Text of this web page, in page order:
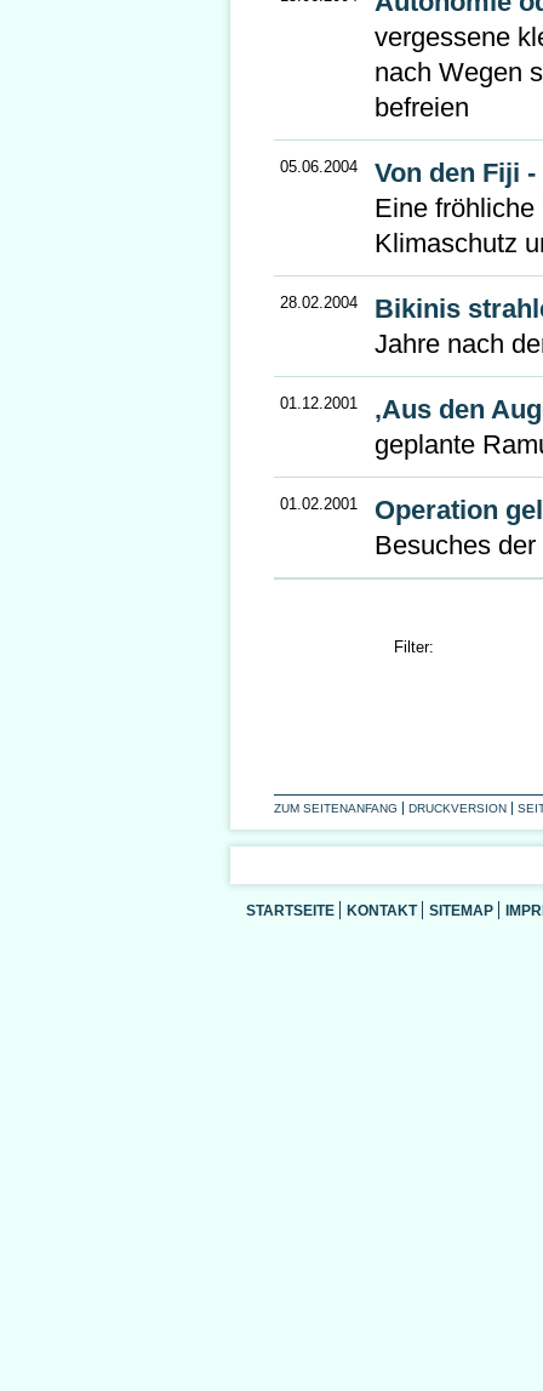
vergessene
nach Wegen
befreien
05.06.2004
Von den Fiji
Eine
Klimaschutz
28.02.2004
Bikinis
Jahre nach
01.12.2001
‚Aus den
geplante
01.02.2001
Operation
Besuches
Filter:
ZUM SEITENANFANG DRUCKVERSION
STARTSEITE KONTAKT SITEMAP